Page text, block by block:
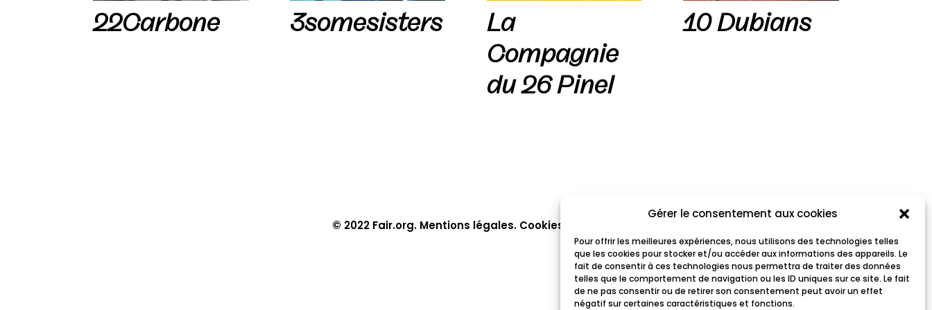
Gérer le consentement aux cookies
Pour offrir les meilleures expériences, nous utilisons des technologies telles
que les cookies pour stocker et/ou accéder aux informations des appareils. Le
fait de consentir à ces technologies nous permettra de traiter des données
telles que le comportement de navigation ou les ID uniques sur ce site. Le fait
de ne pas consentir ou de retirer son consentement peut avoir un effet
négatif sur certaines caractéristiques et fonctions.
22Carbone 3somesisters
La
Compagnie
du 26 Pinel
10 Dubians
© 2022 Fair.org. Mentions légales. Cookies policy